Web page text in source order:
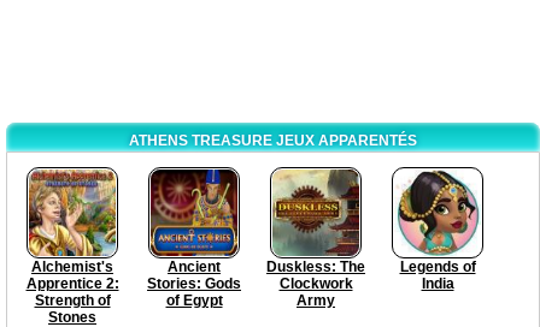
ATHENS TREASURE JEUX APPARENTÉS
Alchemist's
Apprentice 2:
Strength of
Stones
Ancient
Stories: Gods
of Egypt
Duskless: The
Clockwork
Army
Legends of
India